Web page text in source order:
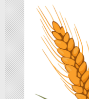
เ
รื่
อ
ง